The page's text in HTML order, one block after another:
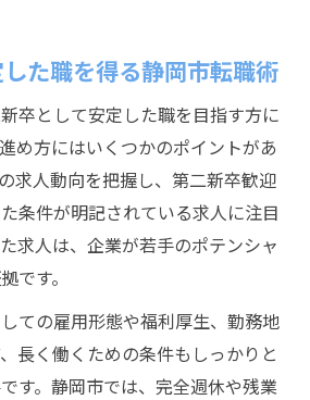
た職を得る静岡市転職術
卒として安定した職を目指す方に
め方にはいくつかのポイントがあ
求人動向を把握し、第二新卒歓迎
条件が明記されている求人に注目
求人は、企業が若手のポテンシャ
です。
ての雇用形態や福利厚生、勤務地
長く働くための条件もしっかりと
す。静岡市では、完全週休や残業